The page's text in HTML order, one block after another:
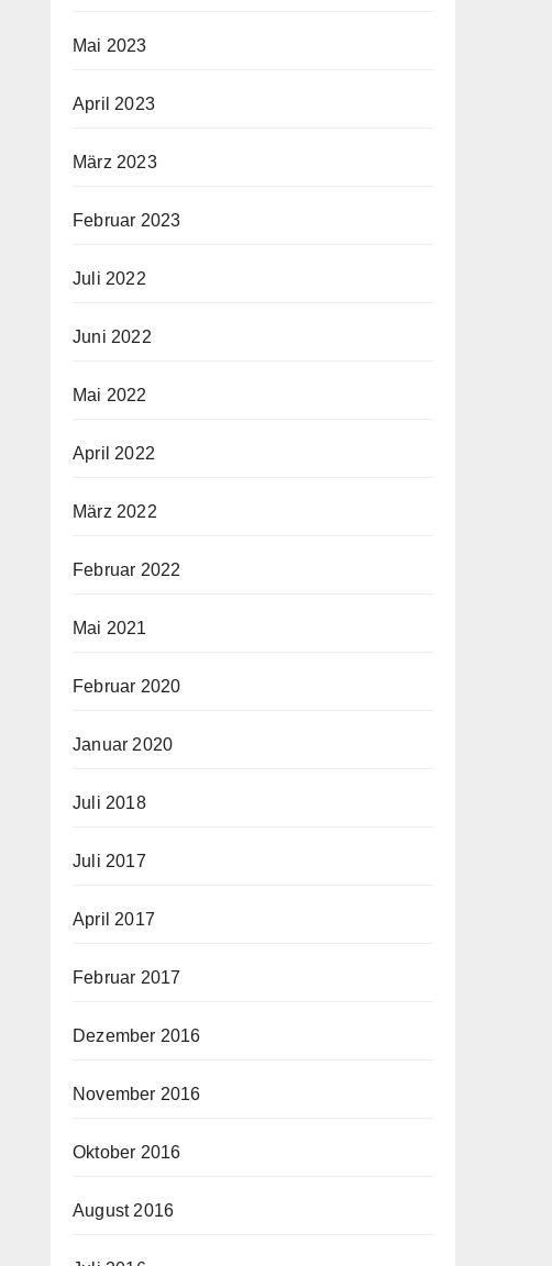
Mai 2023
April 2023
März 2023
Februar 2023
Juli 2022
Juni 2022
Mai 2022
April 2022
März 2022
Februar 2022
Mai 2021
Februar 2020
Januar 2020
Juli 2018
Juli 2017
April 2017
Februar 2017
Dezember 2016
November 2016
Oktober 2016
August 2016